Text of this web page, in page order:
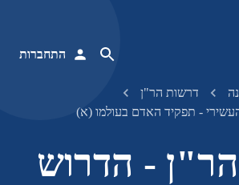
התחברות
דרשות הר"ן
- תפקיד האדם בעולמו (א)
- הדרוש